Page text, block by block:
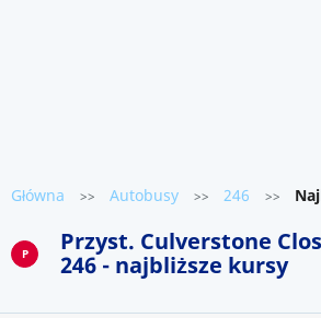
Główna >> Autobusy >> 246 >>
P
Przyst. Culverstone
246 - najbliższe kursy